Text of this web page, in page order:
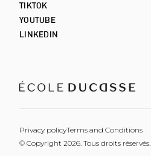
TIKTOK
YOUTUBE
LINKEDIN
Privacy policyTerms and Conditions
© Copyright 2026. Tous droits réservés.